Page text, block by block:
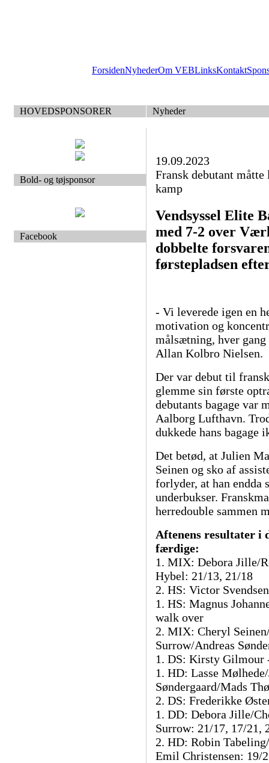
ForsidenNyhederOm VEBLinksKontakt
HOVEDSPONSORER Nyheder
Bold- og tøjsponsor
Facebook
19.09.2023
Fransk debutant
kamp
Vendsyssel Elite
med 7-2 over
dobbelte
førstepladsen
- Vi leverede igen en
motivation og
målsætning, hver
Allan Kolbro Nielsen.
Der var debut til
glemme sin første
debutants bagage var
Aalborg Lufthavn.
dukkede hans bagage
Det betød, at Julien
Seinen og sko af
forlyder, at han endda
underbukser.
herredouble sammen
Aftenens resultater i
færdige:
1. MIX: Debora Jille/
Hybel: 21/13, 21/18
2. HS: Victor
1. HS: Magnus
walk over
2. MIX: Cheryl
Surrow/Andreas
1. DS: Kirsty Gilmour
1. HD: Lasse
Søndergaard/Mads
2. DS: Frederikke
1. DD: Debora Jille/
Surrow: 21/17, 17/21,
2. HD: Robin
Emil Christensen: 19/